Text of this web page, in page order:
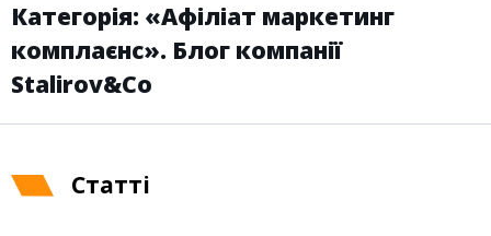
ПОСЛУГИ
Категорія: «Афіліат маркетинг
комплаєнс». Блог компанії
Stalirov&Co
Cтатті